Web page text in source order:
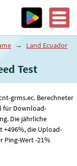
→
Land Ecuador
​​Test
grms.ec. Berechneter
für Download-
Die jährliche
die Upload-
Ping-Wert -21%